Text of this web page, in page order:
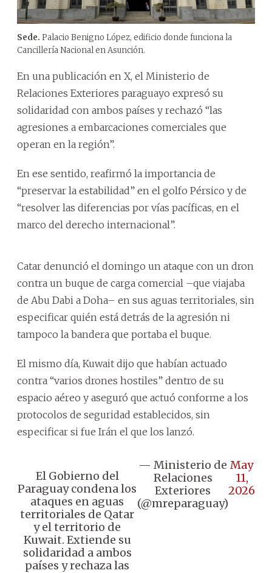
Sede. Palacio Benigno López, edificio donde funciona la
Cancillería Nacional en Asunción.
En una publicación en X, el Ministerio de
Relaciones Exteriores paraguayo expresó su
solidaridad con ambos países y rechazó “las
agresiones a embarcaciones comerciales que
operan en la región”.
En ese sentido, reafirmó la importancia de
“preservar la estabilidad” en el golfo Pérsico y de
“resolver las diferencias por vías pacíficas, en el
marco del derecho internacional”.
Catar denunció el domingo un ataque con un dron
contra un buque de carga comercial –que viajaba
de Abu Dabi a Doha– en sus aguas territoriales, sin
especificar quién está detrás de la agresión ni
tampoco la bandera que portaba el buque.
El mismo día, Kuwait dijo que habían actuado
contra “varios drones hostiles” dentro de su
espacio aéreo y aseguró que actuó conforme a los
protocolos de seguridad establecidos, sin
especificar si fue Irán el que los lanzó.
El Gobierno del
Paraguay condena los
ataques en aguas
territoriales de Qatar
y el territorio de
Kuwait. Extiende su
solidaridad a ambos
países y rechaza las
— Ministerio de
Relaciones
Exteriores
(@mreparaguay)
May
11,
2026